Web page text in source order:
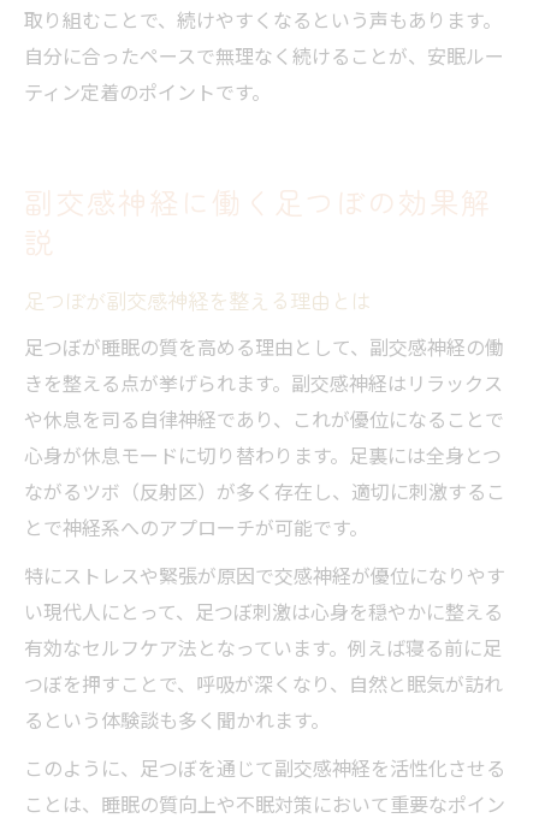
取り組むことで、続けやすくなるという声もあります。
自分に合ったペースで無理なく続けることが、安眠ルー
ティン定着のポイントです。
副交感神経に働く足つぼの効果解
説
足つぼが副交感神経を整える理由とは
足つぼが睡眠の質を高める理由として、副交感神経の働
きを整える点が挙げられます。副交感神経はリラックス
や休息を司る自律神経であり、これが優位になることで
心身が休息モードに切り替わります。足裏には全身とつ
ながるツボ（反射区）が多く存在し、適切に刺激するこ
とで神経系へのアプローチが可能です。
特にストレスや緊張が原因で交感神経が優位になりやす
い現代人にとって、足つぼ刺激は心身を穏やかに整える
有効なセルフケア法となっています。例えば寝る前に足
つぼを押すことで、呼吸が深くなり、自然と眠気が訪れ
るという体験談も多く聞かれます。
このように、足つぼを通じて副交感神経を活性化させる
ことは、睡眠の質向上や不眠対策において重要なポイン